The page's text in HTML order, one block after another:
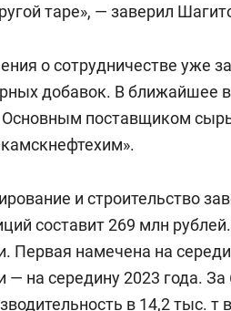
таре», — заверил
о сотрудничестве уже
добавок. В ближайшее
Основным поставщиком
и строительство
составит 269 млн
Первая намечена на
— на середину 2023 года.
в 14,2 тыс.